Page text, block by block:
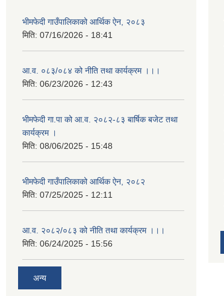
भीमफेदी गाउँपालिकाको आर्थिक ऐन, २०८३
मिति: 07/16/2026 - 18:41
आ.व. ०८३/०८४ को नीति तथा कार्यक्रम ।।।
मिति: 06/23/2026 - 12:43
भीमफेदी गा.पा को आ.व. २०८२-८३ बार्षिक बजेट तथा
कार्यक्रम ।
मिति: 08/06/2025 - 15:48
भीमफेदी गाउँपालिकाको आर्थिक ऐन, २०८२
मिति: 07/25/2025 - 12:11
आ.व. २०८२/०८३ को नीति तथा कार्यक्रम ।।।
मिति: 06/24/2025 - 15:56
अन्य